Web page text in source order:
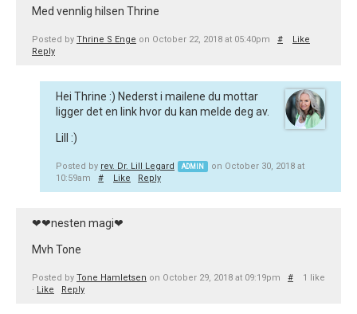
Med vennlig hilsen Thrine
Posted by Thrine S Enge on October 22, 2018 at 05:40pm #
Like
Reply
Hei Thrine :) Nederst i mailene du mottar
ligger det en link hvor du kan melde deg av.
Lill :)
Posted by rev. Dr. Lill Legard ADMIN
on October 30, 2018 at
10:59am
# Like Reply
❤❤nesten magi❤
Mvh Tone
Posted by Tone Hamletsen on October 29, 2018 at 09:19pm #
1 like
· Like Reply